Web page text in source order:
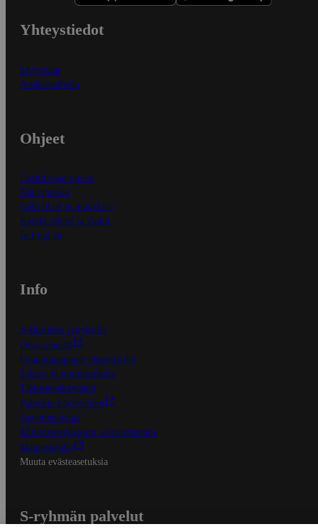
Yhteystiedot
Myymälät
Asiakaspalvelu
Ohjeet
Ensitilaajan ohjeet
Näin maksat
Näin tilaat ja muokkaat
Kaikki ohjeet ja vinkit
In English
Info
S-Business yrityksille
Oiva-raportit
Osuuskauppojen yhteystiedot
Tilaus- ja toimitusehdot
Tietosuojakäytäntö
Palvelun käyttöehdot
Saavutettavuus
Mobiilisovelluksen saavutettavuus
Mainostajalle
Muuta evästeasetuksia
S-ryhmän palvelut